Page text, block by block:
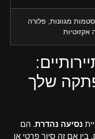
מגוונות, פלורה
אקזוטיות
שלך
נסיעה נהדרת. הם
בין אם זה סיור פרטי או